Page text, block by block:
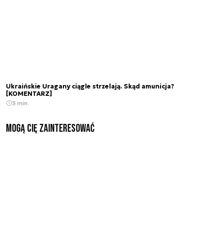
Ukraińskie Uragany ciągle strzelają. Skąd amunicja?
[KOMENTARZ]
3 min.
Mogą Cię zainteresować